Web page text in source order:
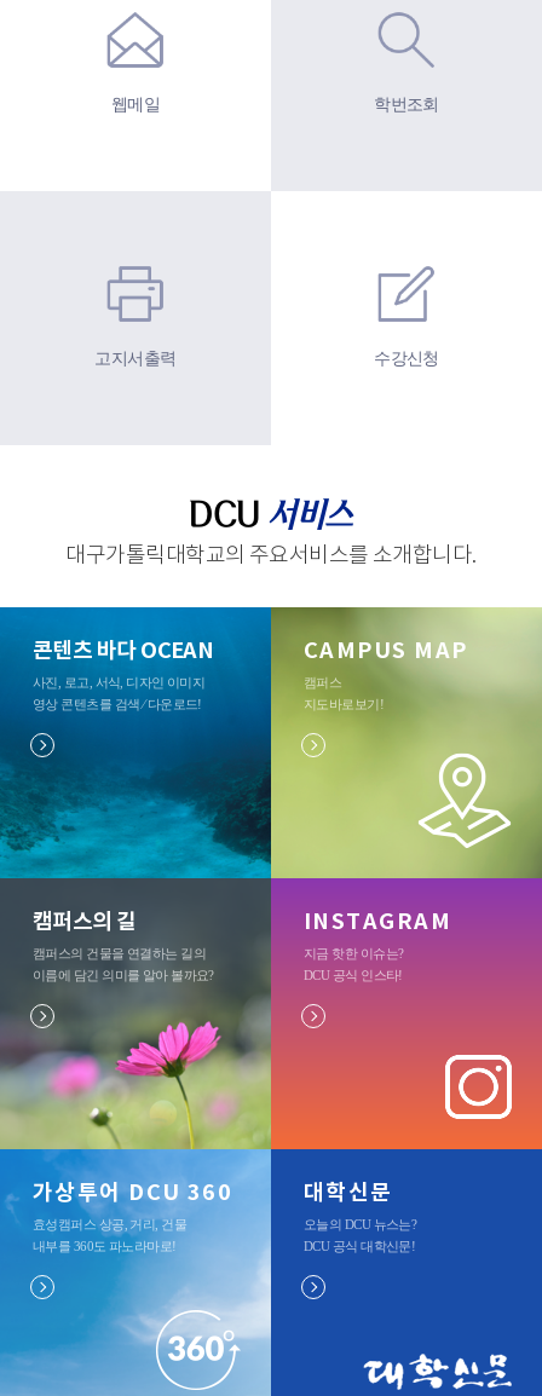
웹메일 학번조회
고지서출력 수강신청
DCU 서비스
대구가톨릭대학교의 주요서비스를 소개합니다.
콘텐츠 바다 OCEAN
사진, 로고, 서식, 디자인 이미지
영상 콘텐츠를 검색 ⁄ 다운로드!
캠퍼스의 길
캠퍼스의 건물을 연결하는 길의
이름에 담긴 의미를 알아 볼까요?
CAMPUS MAP
캠퍼스
지도바로보기!
INSTAGRAM
지금 핫한 이슈는?
DCU 공식 인스타!
가상투어 DCU 360
효성캠퍼스 상공, 거리, 건물
내부를 360도 파노라마로!
대학신문
오늘의 DCU 뉴스는?
DCU 공식 대학신문!